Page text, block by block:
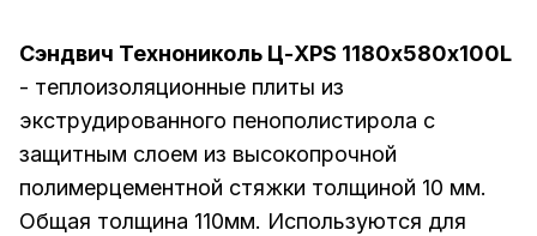
Сэндвич Технониколь Ц-XPS 1180х580х100L
- теплоизоляционные плиты из
экструдированного пенополистирола с
защитным слоем из высокопрочной
полимерцементной стяжки толщиной 10 мм.
Общая толщина 110мм. Используются для